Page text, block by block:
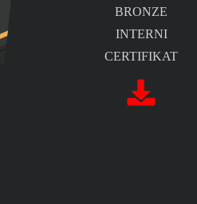
BRONZE
INTERNI
CERTIFIKAT